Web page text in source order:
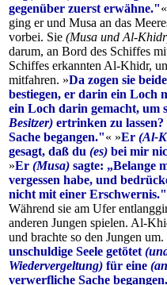
gegenüber zuerst erwähne."
ging er und Musa an das
vorbei. Sie (Musa und Al-
darum, an Bord des Schiffes
Schiffes erkannten Al-Khidr,
mitfahren. »Da zogen sie
bestiegen, er darin ein Loch
ein Loch darin gemacht, um
Besitzer) ertrinken zu
Sache begangen."« »Er (Al-
gesagt, daß du (es) bei mir
»Er (Musa) sagte: „Belange
vergessen habe, und
nicht mit einer Erschwernis."
Während sie am Ufer
anderen Jungen spielen. Al-
und brachte so den Jungen
unschuldige Seele getötet
Wiedervergeltung) für eine
verwerfliche Sache